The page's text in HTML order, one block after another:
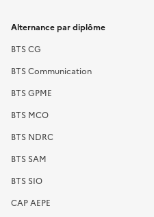
Alternance par diplôme
BTS CG
BTS Communication
BTS GPME
BTS MCO
BTS NDRC
BTS SAM
BTS SIO
CAP AEPE